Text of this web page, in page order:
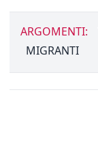
ARGOMENTI:
MIGRANTI